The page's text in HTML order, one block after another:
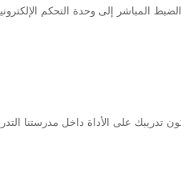
المباشر إلى وحدة التحكم
تدريبك على الأداة داخل مدرستنا